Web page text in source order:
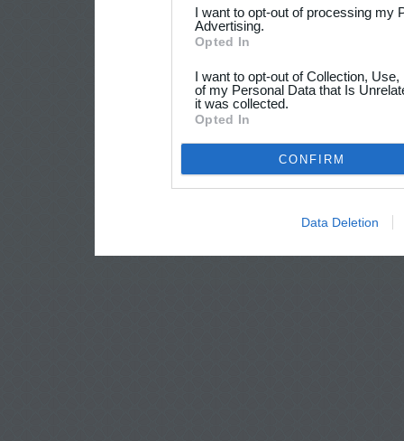
I want to opt-out of processing my
Advertising.
Opted In
I want to opt-out of Collection,
of my Personal Data that Is
it was collected.
Opted In
CONFIRM
Data Deletion